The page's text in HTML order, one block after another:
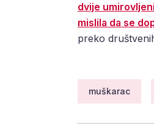
dvije
mislila da se
preko
muškarac